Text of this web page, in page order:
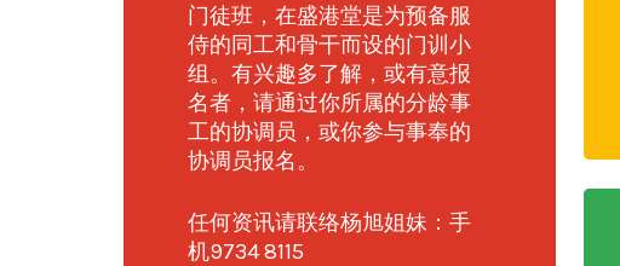
门徒班，在盛港堂是为预备服
侍的同工和骨干而设的门训小
组。有兴趣多了解，或有意报
名者，请通过你所属的分龄事
工的协调员，或你参与事奉的
协调员报名。
任何资讯请联络杨旭姐妹：手
机9734 8115